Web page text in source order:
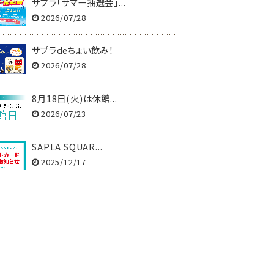
2026/07/28
サプラdeちょい飲み！
2026/07/28
8月18日(火)は休館...
2026/07/23
SAPLA SQUAR...
2025/12/17